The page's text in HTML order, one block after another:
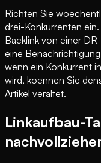
Richten Sie
drei-Konkurrenten
Backlink von einer
eine
wenn ein Konkurrent
wird, koennen Sie
Artikel veraltet.
Linkaufbau-